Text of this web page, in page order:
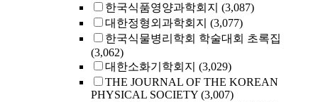
한국식품영양과학회지 (3,087)
대한정형외과학회지 (3,077)
한국식물병리학회 학술대회 초록집
(3,062)
대한소화기학회지 (3,029)
THE JOURNAL OF THE KOREAN
PHYSICAL SOCIETY (3,007)